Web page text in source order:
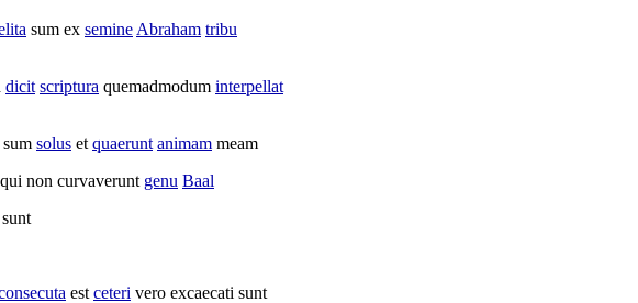
sum ex semine Abraham tribu
dicit scriptura quemadmodum interpellat
sum solus et quaerunt animam meam
qui non curvaverunt genu Baal
sunt
est ceteri vero excaecati sunt